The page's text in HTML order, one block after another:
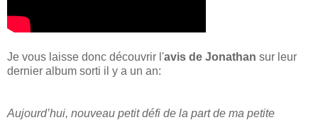
Je vous laisse donc découvrir l'avis de Jonathan sur leur
dernier album sorti il y a un an:
Aujourd’hui, nouveau petit défi de la part de ma petite